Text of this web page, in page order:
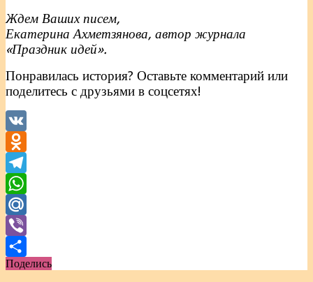
Ждем Ваших писем,
Екатерина Ахметзянова, автор журнала
«Праздник идей».
Понравилась история? Оставьте комментарий или
поделитесь с друзьями в соцсетях!
VK
Odnoklassniki
Telegram
WhatsApp
Mail.Ru
Viber
Отправить
Поделись